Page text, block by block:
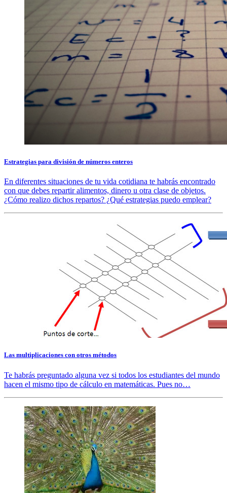
Estrategias para división de números enteros
En diferentes situaciones de tu vida cotidiana te habrás encontrado
con que debes repartir alimentos, dinero u otra clase de objetos.
¿Cómo realizo dichos repartos? ¿Qué estrategias puedo emplear?
Las multiplicaciones con otros métodos
Te habrás preguntado alguna vez si todos los estudiantes del mundo
hacen el mismo tipo de cálculo en matemáticas. Pues no…